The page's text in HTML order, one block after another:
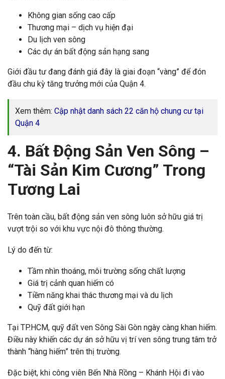
Không gian sống cao cấp
Thương mại – dịch vụ hiện đại
Du lịch ven sông
Các dự án bất động sản hạng sang
Giới đầu tư đang đánh giá đây là giai đoạn “vàng” để đón
đầu chu kỳ tăng trưởng mới của Quận 4.
Xem thêm: Cập nhật danh sách 22 căn hộ chung cư tại
Quận 4
4. Bất Động Sản Ven Sông –
“Tài Sản Kim Cương” Trong
Tương Lai
Trên toàn cầu, bất động sản ven sông luôn sở hữu giá trị
vượt trội so với khu vực nội đô thông thường.
Lý do đến từ:
Tầm nhìn thoáng, môi trường sống chất lượng
Giá trị cảnh quan hiếm có
Tiềm năng khai thác thương mại và du lịch
Quỹ đất giới hạn
Tại TP.HCM, quỹ đất ven Sông Sài Gòn ngày càng khan hiếm.
Điều này khiến các dự án sở hữu vị trí ven sông trung tâm trở
thành “hàng hiếm” trên thị trường.
Đặc biệt, khi công viên Bến Nhà Rồng – Khánh Hội đi vào